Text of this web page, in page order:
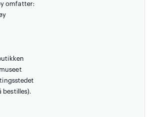
omfatter:
bestilles).